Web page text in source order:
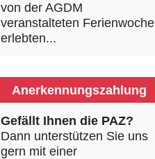
von der AGDM
veranstalteten Ferienwoche
erlebten...
Anerkennungszahlung
Gefällt Ihnen die PAZ?
Dann unterstützen Sie uns
gern mit einer